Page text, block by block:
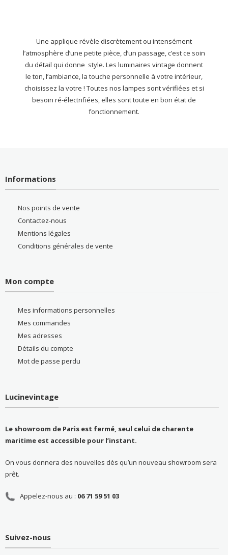
Une applique révèle discrètement ou intensément
l’atmosphère d’une petite pièce, d’un passage, c’est ce soin
du détail qui donne style. Les luminaires vintage donnent
le ton, l’ambiance, la touche personnelle à votre intérieur,
choisissez la votre ! Toutes nos lampes sont vérifiées et si
besoin ré-électrifiées, elles sont toute en bon état de
fonctionnement.
Informations
Nos points de vente
Contactez-nous
Mentions légales
Conditions générales de vente
Mon compte
Mes informations personnelles
Mes commandes
Mes adresses
Détails du compte
Mot de passe perdu
Lucinevintage
Le showroom de Paris est fermé, seul celui de charente
maritime est accessible pour l’instant.
On vous donnera des nouvelles dès qu’un nouveau showroom sera
prêt.
Appelez-nous au : 06 71 59 51 03
Suivez-nous